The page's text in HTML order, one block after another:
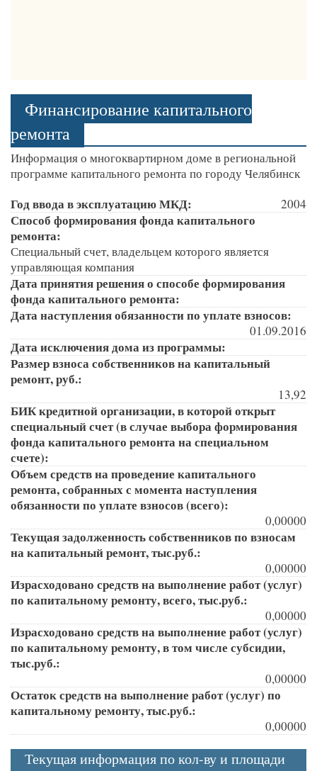
Финансирование капитального
ремонта
Информация о многоквартирном доме в региональной
программе капитального ремонта по городу Челябинск
Год ввода в эксплуатацию МКД: 2004
Способ формирования фонда капитального
ремонта:
Специальный счет, владельцем которого является
управляющая компания
Дата принятия решения о способе формирования
фонда капитального ремонта:
Дата наступления обязанности по уплате взносов:
01.09.2016
Дата исключения дома из программы:
Размер взноса собственников на капитальный
ремонт, руб.:
13,92
БИК кредитной организации, в которой открыт
специальный счет (в случае выбора формирования
фонда капитального ремонта на специальном
счете):
Объем средств на проведение капитального
ремонта, собранных с момента наступления
обязанности по уплате взносов (всего):
0,00000
Текущая задолженность собственников по взносам
на капитальный ремонт, тыс.руб.:
0,00000
Израсходовано средств на выполнение работ (услуг)
по капитальному ремонту, всего, тыс.руб.:
0,00000
Израсходовано средств на выполнение работ (услуг)
по капитальному ремонту, в том числе субсидии,
тыс.руб.:
0,00000
Остаток средств на выполнение работ (услуг) по
капитальному ремонту, тыс.руб.:
0,00000
Текущая информация по кол-ву и площади